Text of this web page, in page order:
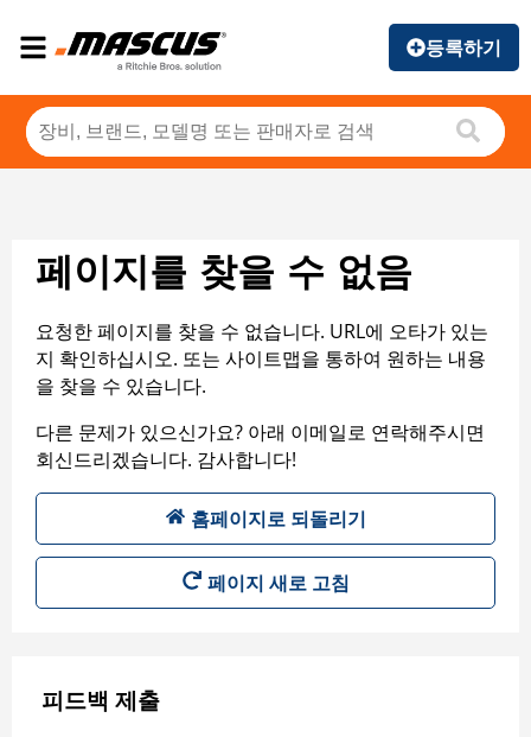
등록하기
페이지를 찾을 수 없음
요청한 페이지를 찾을 수 없습니다. URL에 오타가 있는
지 확인하십시오. 또는 사이트맵을 통하여 원하는 내용
을 찾을 수 있습니다.
다른 문제가 있으신가요? 아래 이메일로 연락해주시면
회신드리겠습니다. 감사합니다!
홈페이지로 되돌리기
페이지 새로 고침
피드백 제출